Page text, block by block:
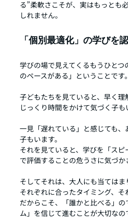
る”柔軟さこそが、実はもっとも
しれません。
「個別最適化」の学びを
学びの場で見えてくるもうひと
のペースがある」ということです。
子どもたちを見ていると、早く理
じっくり時間をかけて気づく子も
一見「遅れている」と感じても
子もいます。
それを見ていると、学びを「スピ
で評価することの危うさに気づか
そしてそれは、大人にも当てはま
それぞれに合ったタイミング、そ
だからこそ、「誰かと比べる」
ム」を信じて進むことが大切なの